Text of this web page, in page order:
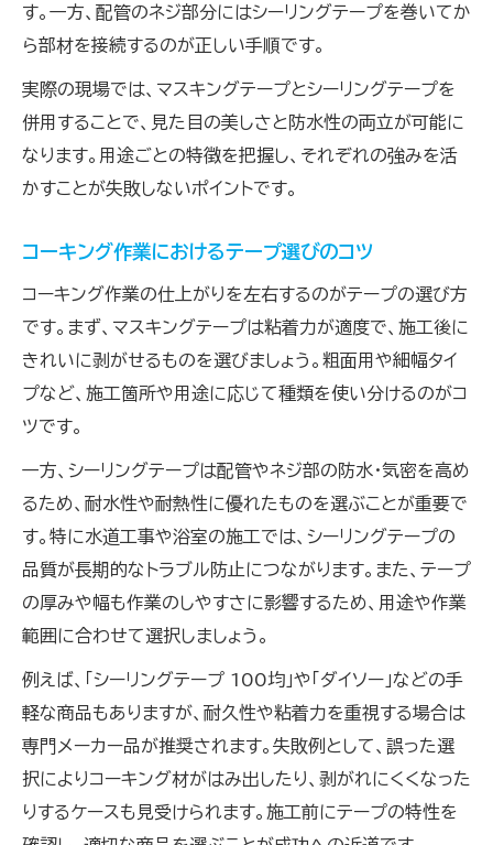
す。一方、配管のネジ部分にはシーリングテープを巻いてか
ら部材を接続するのが正しい手順です。
実際の現場では、マスキングテープとシーリングテープを
併用することで、見た目の美しさと防水性の両立が可能に
なります。用途ごとの特徴を把握し、それぞれの強みを活
かすことが失敗しないポイントです。
コーキング作業におけるテープ選びのコツ
コーキング作業の仕上がりを左右するのがテープの選び方
です。まず、マスキングテープは粘着力が適度で、施工後に
きれいに剥がせるものを選びましょう。粗面用や細幅タイ
プなど、施工箇所や用途に応じて種類を使い分けるのがコ
ツです。
一方、シーリングテープは配管やネジ部の防水・気密を高め
るため、耐水性や耐熱性に優れたものを選ぶことが重要で
す。特に水道工事や浴室の施工では、シーリングテープの
品質が長期的なトラブル防止につながります。また、テープ
の厚みや幅も作業のしやすさに影響するため、用途や作業
範囲に合わせて選択しましょう。
例えば、「シーリングテープ 100均」や「ダイソー」などの手
軽な商品もありますが、耐久性や粘着力を重視する場合は
専門メーカー品が推奨されます。失敗例として、誤った選
択によりコーキング材がはみ出したり、剥がれにくくなった
りするケースも見受けられます。施工前にテープの特性を